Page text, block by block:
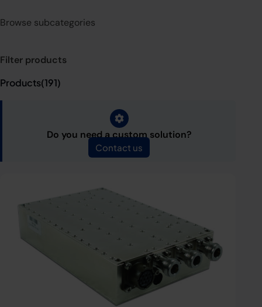
Browse subcategories
Filter products
Products(191)
Contact us
Do you need a custom solution?